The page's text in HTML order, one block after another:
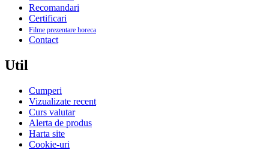
Recomandari
Certificari
Filme prezentare horeca
Contact
Util
Cumperi
Vizualizate recent
Curs valutar
Alerta de produs
Harta site
Cookie-uri